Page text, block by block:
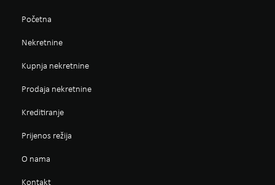
Početna
Nekretnine
Kupnja nekretnine
Prodaja nekretnine
Kreditiranje
Prijenos režija
O nama
Kontakt